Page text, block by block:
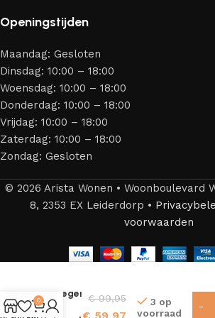
Openingstijden
Maandag: Gesloten
Dinsdag: 10:00 – 18:00
Woensdag: 10:00 – 18:00
Donderdag: 10:00 – 18:00
Vrijdag: 10:00 – 18:00
Zaterdag: 10:00 – 18:00
Zondag: Gesloten
© 2026 Arista Wonen • Woonboulevard
8, 2353 EX Leiderdorp •
voorwaarden
Spiegel
–
€99,95
3 op
voorraad
0